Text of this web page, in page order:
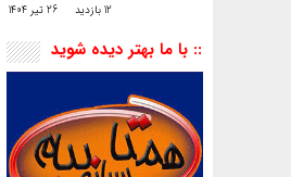
12 بازدید 26 تیر 1404
:: با ما بهتر دیده شوید